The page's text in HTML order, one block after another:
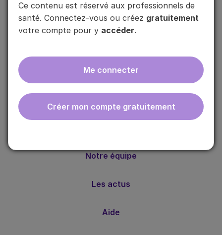
Ce contenu est réservé aux professionnels de
santé. Connectez-vous ou créez gratuitement
votre compte pour y accéder.
Me connecter
Créer mon compte gratuitement
ebmfrance est une base de connaissances médicales
Notre équipe
Les actus
Aide